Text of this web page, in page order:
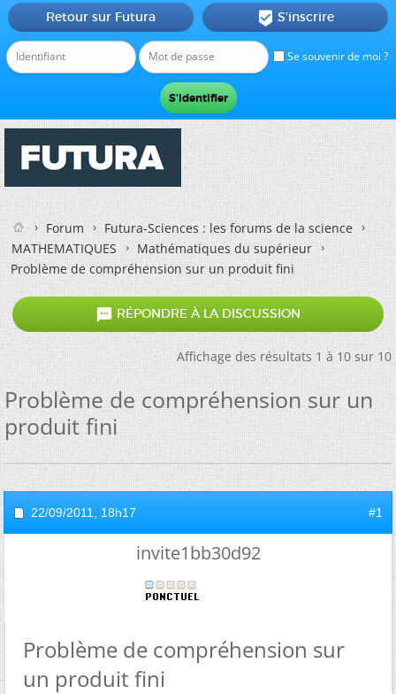
Se souvenir de moi ?
Retour sur Futura  S'inscrire
Forum
Futura-Sciences : les forums de la science
MATHEMATIQUES
Mathématiques du supérieur
Problème de compréhension sur un produit fini
 RÉPONDRE À LA DISCUSSION
Affichage des résultats 1 à 10 sur 10
Problème de compréhension sur un
produit fini
22/09/2011, 18h17 #1
invite1bb30d92
Problème de compréhension sur
un produit fini